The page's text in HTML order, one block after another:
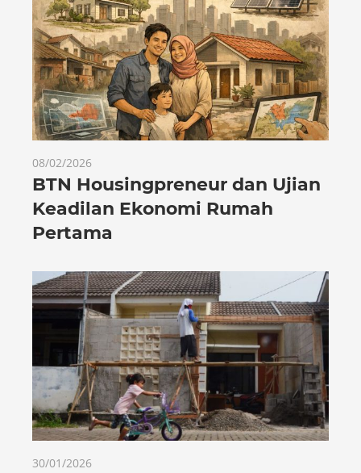
08/02/2026
BTN Housingpreneur dan Ujian
Keadilan Ekonomi Rumah
Pertama
30/01/2026